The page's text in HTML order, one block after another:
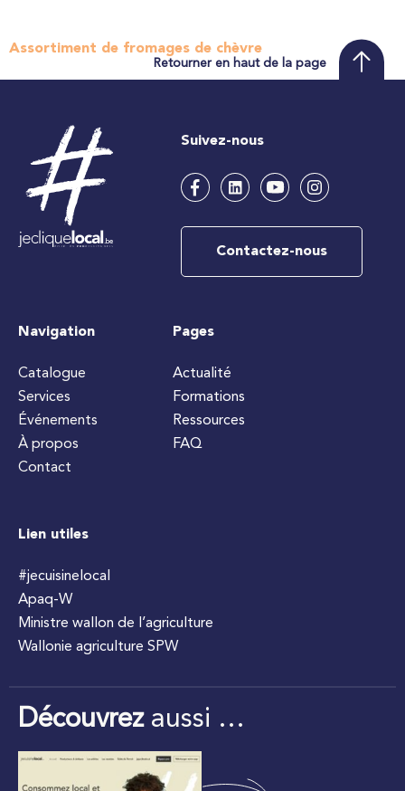
Assortiment de fromages de chèvre
Retourner en haut de la page
Suivez-nous
Contactez-nous
Navigation
Catalogue
Services
Événements
À propos
Contact
Pages
Actualité
Formations
Ressources
FAQ
Lien utiles
#jecuisinelocal
Apaq-W
Ministre wallon de l’agriculture
Wallonie agriculture SPW
Découvrezaussi …